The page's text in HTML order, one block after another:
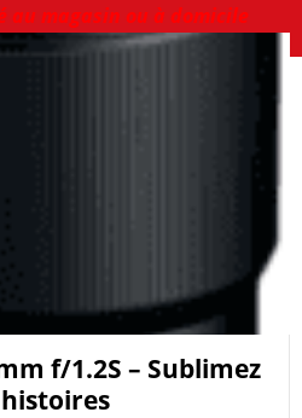
au magasin ou à domicile
f/1.2S – Sublimez